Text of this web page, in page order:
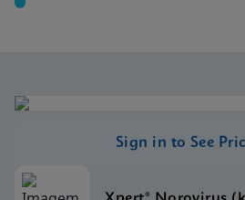
Sign in to See